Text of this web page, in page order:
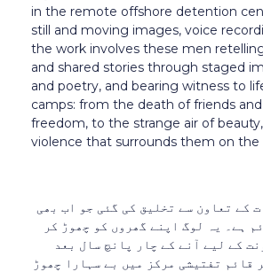
in the remote offshore detention
still and moving images, voice
the work involves these men
and shared stories through staged
and poetry, and bearing witness to
camps: from the death of friends
freedom, to the strange air of
violence that surrounds them on the
کے تعاون سے تخلیق کی گئی جو اب بھی
ہے۔ یہ لوگ اپنے گھروں کو چھوڑ کر
کے لیے آنے کے چار پانچ سال بعد
قائم تفتیشی مرکز میں بے سہارا چھوڑ